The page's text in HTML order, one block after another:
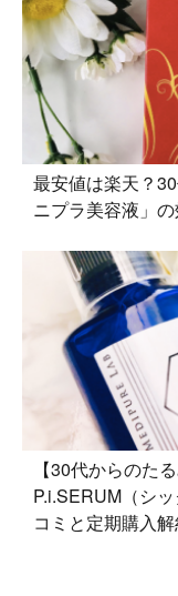
最安値は楽天？
ニプラ美容液」
【30代からのた
P.i.SERUM（シ
コミと定期購入